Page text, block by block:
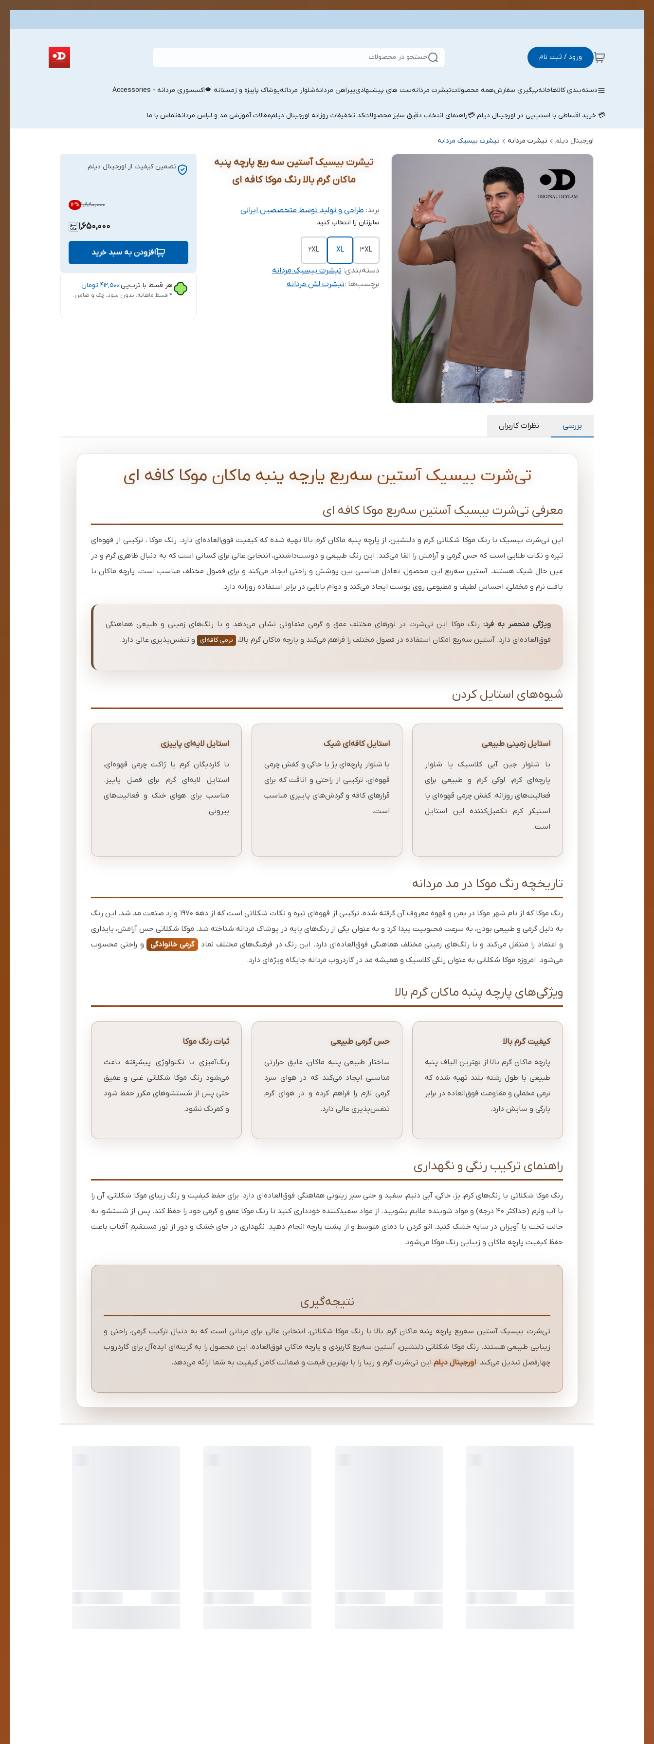
ورود / ثبت نام جستجو در محصولات
دسته‌بندی کالاهاخانهپیگیری سفارشهمه محصولاتتیشرت مردانهست های پیشنهادیپیراهن مردانهشلوار مردانهپوشاک پاییزه و زمستانه 🍁اکسسوری مردانه - Accessories
💳 خرید اقساطی با اسنپ‌پی در اورجینال دیلم 💳راهنمای انتخاب دقیق سایز محصولاتکد تخفیفات روزانه اورجینال دیلممقالات آموزشی مد و لباس مردانهتماس با ما
اورجینال دیلم تیشرت مردانه تیشرت بیسیک مردانه
تیشرت بیسیک آستین سه ربع پارچه پنبه
ماکان گرم بالا رنگ موکا کافه ای
برند: طراحی و تولید توسط متخصصین ایرانی
سایزتان را انتخاب کنید
3XL
XL
2XL
دسته‌بندی:تیشرت بیسیک مردانه
برچسب‌ها :تیشرت لش مردانه
تضمین کیفیت از اورجینال دیلم
۱٬۸۸۰٬۰۰۰ 12%
1,650,000
افزودن به سبد خرید
هر قسط با ترب‌پی:۴۱۲٬۵۰۰ تومان
۴ قسط ماهانه. بدون سود، چک و ضامن.
بررسی نظرات کاربران
تی‌شرت بیسیک آستین سه‌ربع پارچه پنبه ماکان موکا کافه ای
معرفی تی‌شرت بیسیک آستین سه‌ربع موکا کافه ای
این تی‌شرت بیسیک با رنگ موکا شکلاتی گرم و دلنشین، از پارچه پنبه ماکان گرم بالا تهیه شده که کیفیت فوق‌العاده‌ای دارد. رنگ موکا ، ترکیبی از قهوه‌ای
تیره و نکات طلایی است که حس گرمی و آرامش را القا می‌کند. این رنگ طبیعی و دوست‌داشتنی، انتخابی عالی برای کسانی است که به دنبال ظاهری گرم و در
عین حال شیک هستند. آستین سه‌ربع این محصول، تعادل مناسبی بین پوشش و راحتی ایجاد می‌کند و برای فصول مختلف مناسب است. پارچه ماکان با
بافت نرم و مخملی، احساس لطیف و مطبوعی روی پوست ایجاد می‌کند و دوام بالایی در برابر استفاده روزانه دارد.
ویژگی منحصر به فرد: رنگ موکا این تی‌شرت در نورهای مختلف عمق و گرمی متفاوتی نشان می‌دهد و با رنگ‌های زمینی و طبیعی هماهنگی
فوق‌العاده‌ای دارد. آستین سه‌ربع امکان استفاده در فصول مختلف را فراهم می‌کند و پارچه ماکان گرم بالا،
نرمی کافه‌ای و تنفس‌پذیری عالی دارد.
شیوه‌های استایل کردن
استایل زمینی طبیعی
با شلوار جین آبی کلاسیک یا شلوار
پارچه‌ای کرم، لوکی گرم و طبیعی برای
فعالیت‌های روزانه. کفش چرمی قهوه‌ای یا
اسنیکر کرم تکمیل‌کننده این استایل
است.
استایل کافه‌ای شیک
با شلوار پارچه‌ای بژ یا خاکی و کفش چرمی
قهوه‌ای، ترکیبی از راحتی و اناقت که برای
قرارهای کافه و گردش‌های پاییزی مناسب
است.
استایل لایه‌ای پاییزی
با کاردیگان کرم یا ژاکت چرمی قهوه‌ای،
استایل لایه‌ای گرم برای فصل پاییز.
مناسب برای هوای خنک و فعالیت‌های
بیرونی.
تاریخچه رنگ موکا در مد مردانه
رنگ موکا که از نام شهر موکا در یمن و قهوه معروف آن گرفته شده، ترکیبی از قهوه‌ای تیره و نکات شکلاتی است که از دهه ۱۹۷۰ وارد صنعت مد شد. این رنگ
به دلیل گرمی و طبیعی بودن، به سرعت محبوبیت پیدا کرد و به عنوان یکی از رنگ‌های پایه در پوشاک مردانه شناخته شد. موکا شکلاتی حس آرامش، پایداری
و اعتماد را منتقل می‌کند و با رنگ‌های زمینی مختلف هماهنگی فوق‌العاده‌ای دارد. این رنگ در فرهنگ‌های مختلف نماد
گرمی خانوادگی
و راحتی محسوب
می‌شود. امروزه موکا شکلاتی به عنوان رنگی کلاسیک و همیشه مد در گاردروب مردانه جایگاه ویژه‌ای دارد.
ویژگی‌های پارچه پنبه ماکان گرم بالا
کیفیت گرم بالا
پارچه ماکان گرم بالا از بهترین الیاف پنبه
طبیعی با طول رشته بلند تهیه شده که
نرمی مخملی و مقاومت فوق‌العاده در برابر
پارگی و سایش دارد.
حس گرمی طبیعی
ساختار طبیعی پنبه ماکان، عایق حرارتی
مناسبی ایجاد می‌کند که در هوای سرد
گرمی لازم را فراهم کرده و در هوای گرم
تنفس‌پذیری عالی دارد.
ثبات رنگ موکا
رنگ‌آمیزی با تکنولوژی پیشرفته باعث
می‌شود رنگ موکا شکلاتی غنی و عمیق
حتی پس از شستشوهای مکرر حفظ شود
و کمرنگ نشود.
راهنمای ترکیب رنگی و نگهداری
رنگ موکا شکلاتی با رنگ‌های کرم، بژ، خاکی، آبی دنیم، سفید و حتی سبز زیتونی هماهنگی فوق‌العاده‌ای دارد. برای حفظ کیفیت و رنگ زیبای موکا شکلاتی، آن را
با آب ولرم (حداکثر ۴۰ درجه) و مواد شوینده ملایم بشویید. از مواد سفیدکننده خودداری کنید تا رنگ موکا عمق و گرمی خود را حفظ کند. پس از شستشو، به
حالت تخت یا آویزان در سایه خشک کنید. اتو کردن با دمای متوسط و از پشت پارچه انجام دهید. نگهداری در جای خشک و دور از نور مستقیم آفتاب باعث
حفظ کیفیت پارچه ماکان و زیبایی رنگ موکا می‌شود.
نتیجه‌گیری
تی‌شرت بیسیک آستین سه‌ربع پارچه پنبه ماکان گرم بالا با رنگ موکا شکلاتی، انتخابی عالی برای مردانی است که به دنبال ترکیب گرمی، راحتی و
زیبایی طبیعی هستند. رنگ موکا شکلاتی دلنشین، آستین سه‌ربع کاربردی و پارچه ماکان فوق‌العاده، این محصول را به گزینه‌ای ایده‌آل برای گاردروب
چهارفصل تبدیل می‌کند. اورجینال دیلم این تی‌شرت گرم و زیبا را با بهترین قیمت و ضمانت کامل کیفیت به شما ارائه می‌دهد.